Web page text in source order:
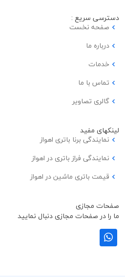
دسترسی سریع :
صفحه نخست
درباره ما
خدمات
تماس با ما
گالری تصاویر
لینکهای مفید
نمایندگی برنا باتری اهواز
نمایندگی فراز باتری در اهواز
قیمت باتری ماشین در اهواز
صفحات مجازی
ما را در صفحات مجازی دنبال نمایید